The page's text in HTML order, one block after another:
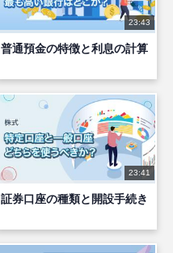
23:43
普通預金の特徴と利息の計算
23:41
証券口座の種類と開設手続き